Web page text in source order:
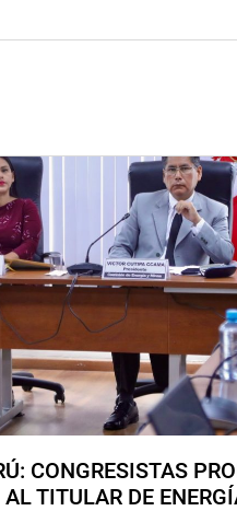
CONGRESISTAS
TITULAR DE